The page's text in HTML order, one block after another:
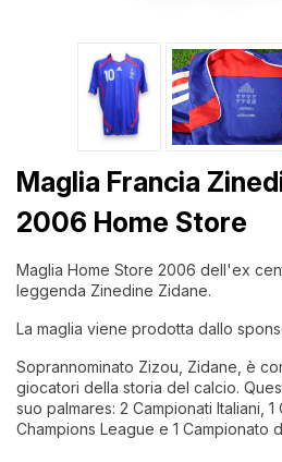
Maglia Francia
2006 Home Store
Maglia Home Store 2006 dell'ex
leggenda Zinedine Zidane.
La maglia viene prodotta dallo
Soprannominato Zizou, Zidane, è
giocatori della storia del calcio.
suo palmares: 2 Campionati Italiani,
Champions League e 1 Campionato